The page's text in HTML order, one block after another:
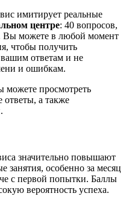
имитирует реальные
центре: 40 вопросов,
Вы можете в любой момент
чтобы получить
ответам и не
и ошибкам.
можете просмотреть
ответы, а также
значительно повышают
занятия, особенно за месяц
с первой попытки. Баллы
вероятность успеха.